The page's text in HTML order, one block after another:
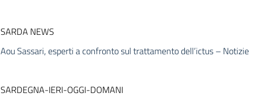
SARDA NEWS
Aou Sassari, esperti a confronto sul trattamento dell’ictus – Notizie
SARDEGNA-IERI-OGGI-DOMANI